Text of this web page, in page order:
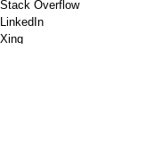
Stack Overflow
LinkedIn
Xing